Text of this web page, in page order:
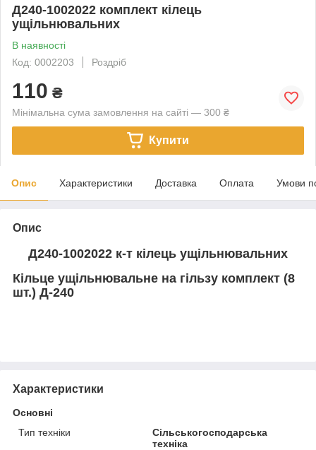
Д240-1002022 комплект кілець
ущільнювальних
В наявності
Код: 0002203
Роздріб
110 ₴
Мінімальна сума замовлення на сайті — 300 ₴
Купити
Опис Характеристики Доставка Оплата Умови
Опис
Д240-1002022 к-т кілець ущільнювальних
Кільце ущільнювальне на гільзу комплект (8
шт.) Д-240
Характеристики
Основні
Тип техніки
Сільськогосподарська
техніка